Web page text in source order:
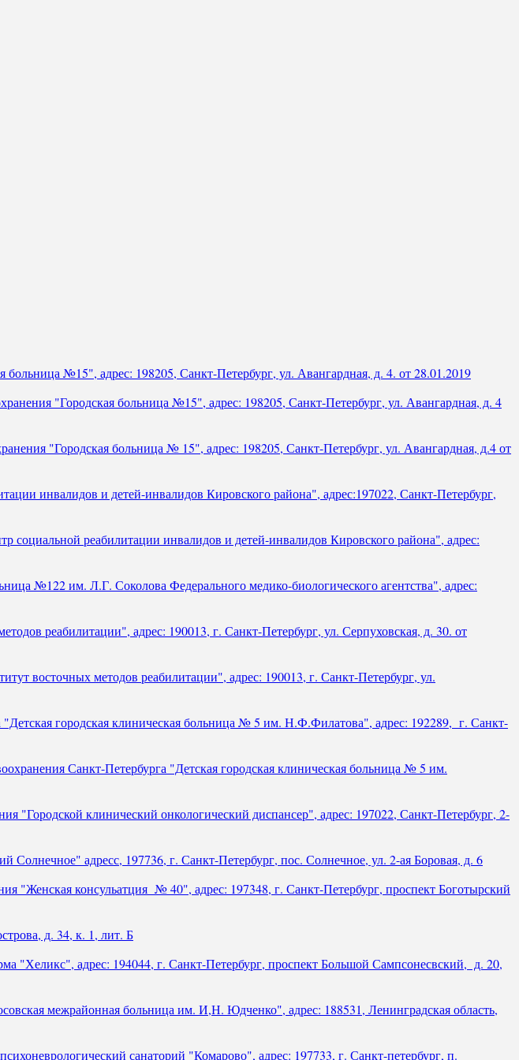
№15", адрес: 198205, Санкт-Петербург, ул. Авангардная, д. 4. от 28.01.2019
"Городская больница №15", адрес: 198205, Санкт-Петербург, ул. Авангардная, д. 4
"Городская больница № 15", адрес: 198205, Санкт-Петербург, ул. Авангардная, д.4 от
инвалидов и детей-инвалидов Кировского района", адрес:197022, Санкт-Петербург,
реабилитации инвалидов и детей-инвалидов Кировского района", адрес:
№122 им. Л.Г. Соколова Федерального медико-биологического агентства", адрес:
реабилитации", адрес: 190013, г. Санкт-Петербург, ул. Серпуховская, д. 30. от
восточных методов реабилитации", адрес: 190013, г. Санкт-Петербург, ул.
городская клиническая больница № 5 им. Н.Ф.Филатова", адрес: 192289, г. Санкт-
Санкт-Петербурга "Детская городская клиническая больница № 5 им.
"Городской клинический онкологический диспансер", адрес: 197022, Санкт-Петербург, 2-
Солнечное" адресс, 197736, г. Санкт-Петербург, пос. Солнечное, ул. 2-ая Боровая, д. 6
"Женская консульатция № 40", адрес: 197348, г. Санкт-Петербург, проспект Боготырский
д. 34, к. 1, лит. Б
"Хеликс", адрес: 194044, г. Санкт-Петербург, проспект Большой Сампсонесвский, д. 20,
межрайонная больница им. И,Н. Юдченко", адрес: 188531, Ленинградская область,
санаторий "Комарово", адрес: 197733, г. Санкт-петербург, п.